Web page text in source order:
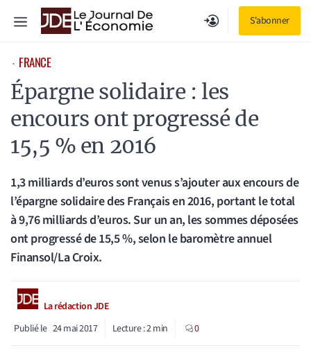
S'abonner
Menu
⋅ FRANCE
Épargne solidaire : les
encours ont progressé de
15,5 % en 2016
1,3 milliards d’euros sont venus s’ajouter aux encours de
l’épargne solidaire des Français en 2016, portant le total
à 9,76 milliards d’euros. Sur un an, les sommes déposées
ont progressé de 15,5 %, selon le baromètre annuel
Finansol/La Croix.
La rédaction JDE
Publié le 24 mai 2017 Lecture :2min 0